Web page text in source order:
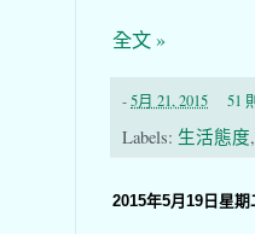
全文 »
-5月 21, 2015 51
Labels: 生活態度
2015年5月19日星期